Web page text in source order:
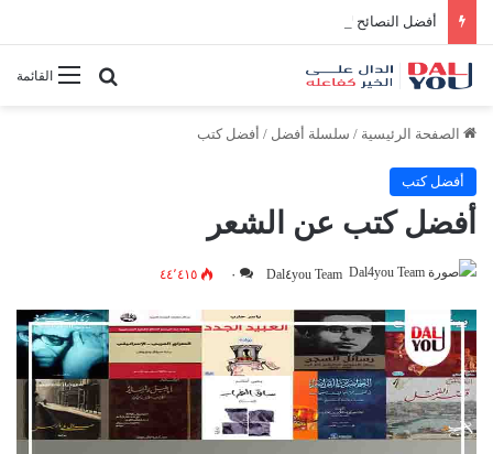
أفضل النصائح لإدارة الوقت بفعالية
القائمةبحث عن
الصفحة الرئيسية / سلسلة أفضل / أفضل كتب
أفضل كتب
أفضل كتب عن الشعر
Dal٤you Team ٠ ٤٤٬٤١٥